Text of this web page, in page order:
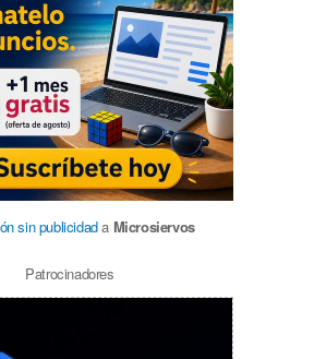
sin publicidada Microsiervos
Patrocinadores